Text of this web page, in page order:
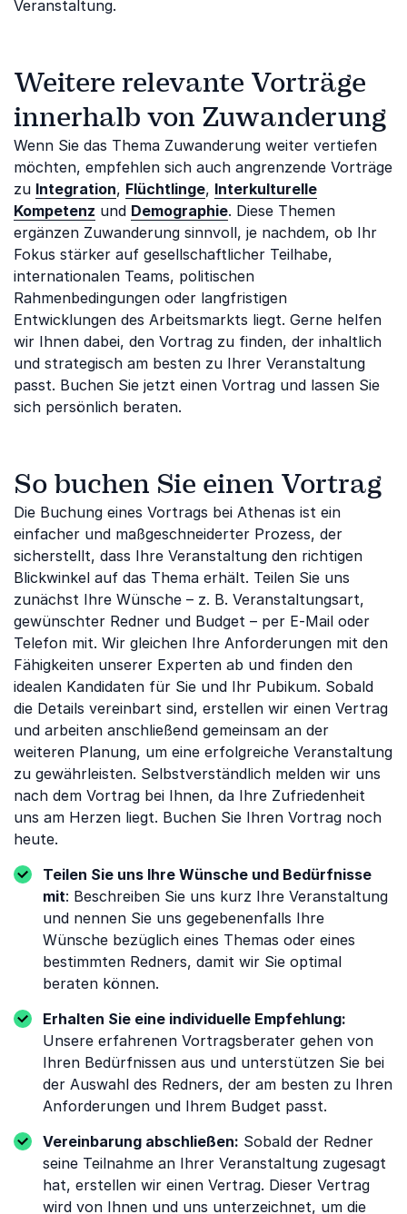
Veranstaltung.
Weitere relevante Vorträge
innerhalb von Zuwanderung
Wenn Sie das Thema Zuwanderung weiter vertiefen
möchten, empfehlen sich auch angrenzende Vorträge
zu Integration, Flüchtlinge, Interkulturelle
Kompetenz und Demographie. Diese Themen
ergänzen Zuwanderung sinnvoll, je nachdem, ob Ihr
Fokus stärker auf gesellschaftlicher Teilhabe,
internationalen Teams, politischen
Rahmenbedingungen oder langfristigen
Entwicklungen des Arbeitsmarkts liegt. Gerne helfen
wir Ihnen dabei, den Vortrag zu finden, der inhaltlich
und strategisch am besten zu Ihrer Veranstaltung
passt. Buchen Sie jetzt einen Vortrag und lassen Sie
sich persönlich beraten.
So buchen Sie einen Vortrag
Die Buchung eines Vortrags bei Athenas ist ein
einfacher und maßgeschneiderter Prozess, der
sicherstellt, dass Ihre Veranstaltung den richtigen
Blickwinkel auf das Thema erhält. Teilen Sie uns
zunächst Ihre Wünsche – z. B. Veranstaltungsart,
gewünschter Redner und Budget – per E-Mail oder
Telefon mit. Wir gleichen Ihre Anforderungen mit den
Fähigkeiten unserer Experten ab und finden den
idealen Kandidaten für Sie und Ihr Pubikum. Sobald
die Details vereinbart sind, erstellen wir einen Vertrag
und arbeiten anschließend gemeinsam an der
weiteren Planung, um eine erfolgreiche Veranstaltung
zu gewährleisten. Selbstverständlich melden wir uns
nach dem Vortrag bei Ihnen, da Ihre Zufriedenheit
uns am Herzen liegt. Buchen Sie Ihren Vortrag noch
heute.
Teilen Sie uns Ihre Wünsche und Bedürfnisse
mit: Beschreiben Sie uns kurz Ihre Veranstaltung
und nennen Sie uns gegebenenfalls Ihre
Wünsche bezüglich eines Themas oder eines
bestimmten Redners, damit wir Sie optimal
beraten können.
Erhalten Sie eine individuelle Empfehlung:
Unsere erfahrenen Vortragsberater gehen von
Ihren Bedürfnissen aus und unterstützen Sie bei
der Auswahl des Redners, der am besten zu Ihren
Anforderungen und Ihrem Budget passt.
Vereinbarung abschließen: Sobald der Redner
seine Teilnahme an Ihrer Veranstaltung zugesagt
hat, erstellen wir einen Vertrag. Dieser Vertrag
wird von Ihnen und uns unterzeichnet, um die